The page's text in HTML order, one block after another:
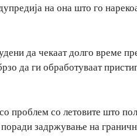
на она што го
да чекаат долго време
да ги обработуваат
проблем со летовите што
задржување на